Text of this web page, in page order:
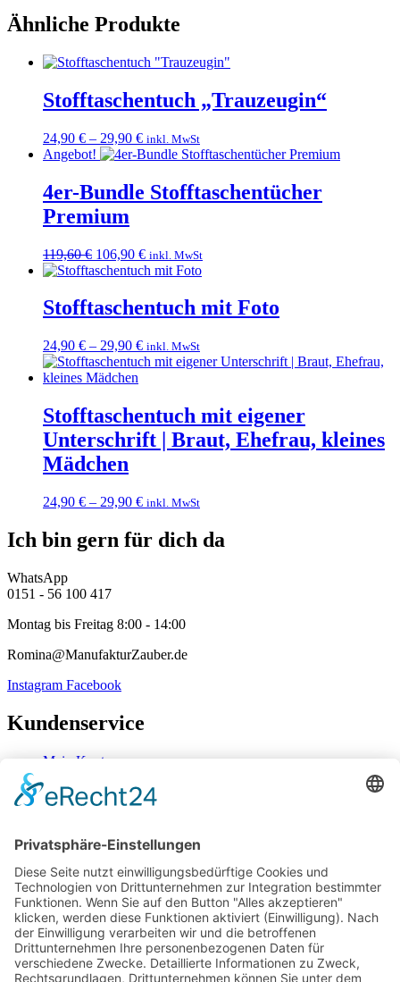
Ähnliche Produkte
Stofftaschentuch „Trauzeugin“
24,90 € – 29,90 € inkl. MwSt
Angebot!
4er-Bundle Stofftaschentücher
Premium
119,60€ Ursprünglicher
Preis
119,60 €
106,90 €Aktueller
Preis
106,90 €.
inkl. MwSt
Stofftaschentuch mit Foto
24,90 € – 29,90 € inkl. MwSt
Stofftaschentuch mit eigener
Unterschrift | Braut, Ehefrau, kleines
Mädchen
24,90 € – 29,90 € inkl. MwSt
Ich bin gern für dich da
WhatsApp
0151 - 56 100 417
Montag bis Freitag 8:00 - 14:00
Romina@ManufakturZauber.de
Instagram Facebook
Kundenservice
Mein Konto
Zahlung & Versand
Widerrufsbelehrung
Mein Konto
Kontakt
Zahlung & Versand
Widerrufsbelehrung
Vertrag Widerrufen
Informationen